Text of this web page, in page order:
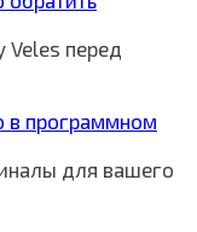
Veles перед
в программном
для вашего